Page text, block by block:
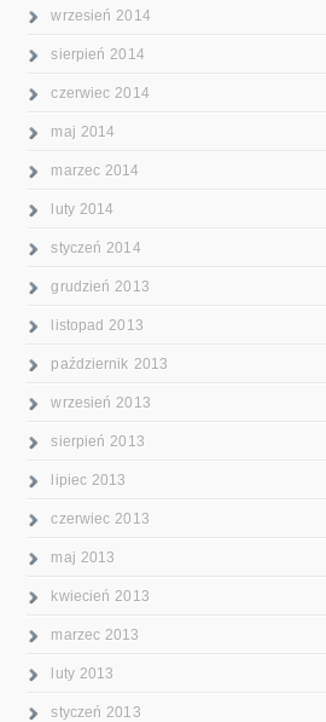
wrzesień 2014
sierpień 2014
czerwiec 2014
maj 2014
marzec 2014
luty 2014
styczeń 2014
grudzień 2013
listopad 2013
październik 2013
wrzesień 2013
sierpień 2013
lipiec 2013
czerwiec 2013
maj 2013
kwiecień 2013
marzec 2013
luty 2013
styczeń 2013